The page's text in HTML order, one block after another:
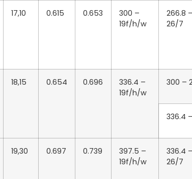
17,10 0.615 0.653
300 –
19f/h/w
266.8 –
26/7
18,15 0.654 0.696
336.4 –
19f/h/w
300 –
336.4
19,30 0.697 0.739
397.5 –
19f/h/w
336.4 –
26/7